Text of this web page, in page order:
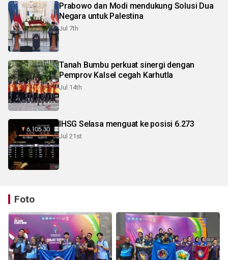
Prabowo dan Modi mendukung Solusi Dua
Negara untuk Palestina
Jul 7th
Tanah Bumbu perkuat sinergi dengan
Pemprov Kalsel cegah Karhutla
Jul 14th
IHSG Selasa menguat ke posisi 6.273
Jul 21st
Foto